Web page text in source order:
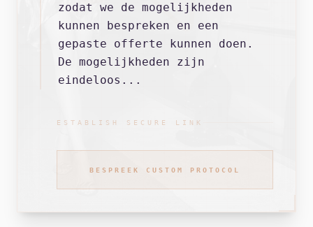
zodat we de mogelijkheden
kunnen bespreken en een
gepaste offerte kunnen doen.
De mogelijkheden zijn
eindeloos...
ESTABLISH SECURE LINK
BESPREEK CUSTOM PROTOCOL